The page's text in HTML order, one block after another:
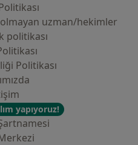
uzman/hekimler
politikası
Politikası
yapıyoruz!